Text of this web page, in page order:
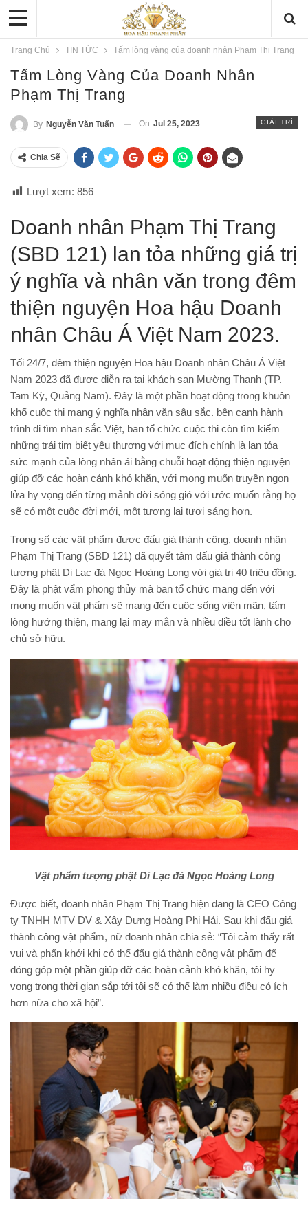
Trang Chủ TIN TỨC Tấm lòng vàng của doanh nhân Phạm Thị Trang
Tấm Lòng Vàng Của Doanh Nhân
Phạm Thị Trang
GIẢI TRÍ
By Nguyễn Văn Tuấn On Jul 25, 2023
Chia Sẽ
Lượt xem: 856
Doanh nhân Phạm Thị Trang
(SBD 121) lan tỏa những giá trị
ý nghĩa và nhân văn trong đêm
thiện nguyện Hoa hậu Doanh
nhân Châu Á Việt Nam 2023.
Tối 24/7, đêm thiện nguyện Hoa hậu Doanh nhân Châu Á Việt
Nam 2023 đã được diễn ra tại khách sạn Mường Thanh (TP.
Tam Kỳ, Quảng Nam). Đây là một phần hoạt động trong khuôn
khổ cuộc thi mang ý nghĩa nhân văn sâu sắc. bên cạnh hành
trình đi tìm nhan sắc Việt, ban tổ chức cuộc thi còn tìm kiếm
những trái tim biết yêu thương với mục đích chính là lan tỏa
sức mạnh của lòng nhân ái bằng chuỗi hoạt động thiện nguyện
giúp đỡ các hoàn cảnh khó khăn, với mong muốn truyền ngọn
lửa hy vọng đến từng mảnh đời sóng gió với ước muốn rằng họ
sẽ có một cuộc đời mới, một tương lai tươi sáng hơn.
Trong số các vật phẩm được đấu giá thành công, doanh nhân
Phạm Thị Trang (SBD 121) đã quyết tâm đấu giá thành công
tượng phật Di Lạc đá Ngọc Hoàng Long với giá trị 40 triệu đồng.
Đây là phật vẩm phong thủy mà ban tổ chức mang đến với
mong muốn vật phẩm sẽ mang đến cuộc sống viên mãn, tấm
lòng hướng thiện, mang lại may mắn và nhiều điều tốt lành cho
chủ sở hữu.
Vật phẩm tượng phật Di Lạc đá Ngọc Hoàng Long
Được biết, doanh nhân Phạm Thị Trang hiện đang là CEO Công
ty TNHH MTV DV & Xây Dựng Hoàng Phi Hải. Sau khi đấu giá
thành công vật phẩm, nữ doanh nhân chia sẻ: “Tôi cảm thấy rất
vui và phấn khởi khi có thể đấu giá thành công vật phẩm để
đóng góp một phần giúp đỡ các hoàn cảnh khó khăn, tôi hy
vọng trong thời gian sắp tới tôi sẽ có thể làm nhiều điều có ích
hơn nữa cho xã hội”.